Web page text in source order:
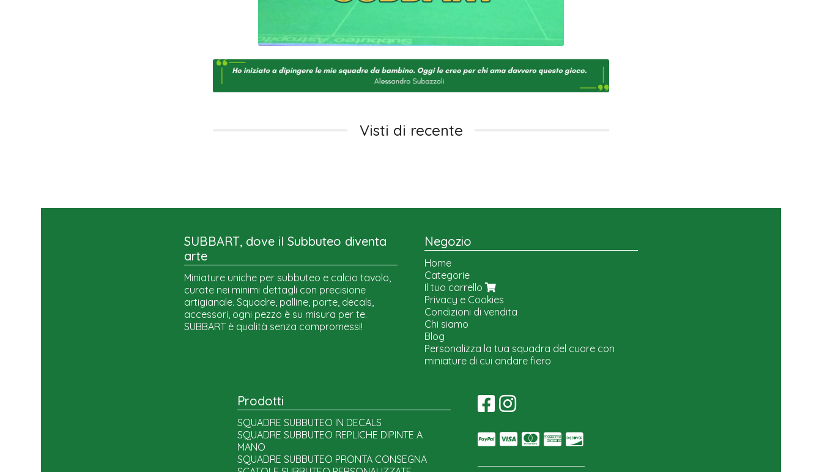
Visti di recente
SUBBART, dove il Subbuteo diventa
arte
Miniature uniche per subbuteo e calcio tavolo,
curate nei minimi dettagli con precisione
artigianale. Squadre, palline, porte, decals,
accessori, ogni pezzo è su misura per te.
SUBBART è qualità senza compromessi!
Negozio
Home
Categorie
Il tuo carrello
Privacy e Cookies
Condizioni di vendita
Chi siamo
Blog
Personalizza la tua squadra del cuore con
miniature di cui andare fiero
Prodotti
SQUADRE SUBBUTEO IN DECALS
SQUADRE SUBBUTEO REPLICHE DIPINTE A
MANO
SQUADRE SUBBUTEO PRONTA CONSEGNA